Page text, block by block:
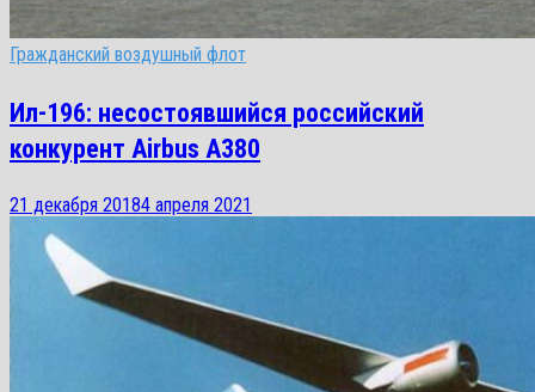
Гражданский воздушный флот
Ил-196: несостоявшийся российский
конкурент Airbus A380
21 декабря 20184 апреля 2021